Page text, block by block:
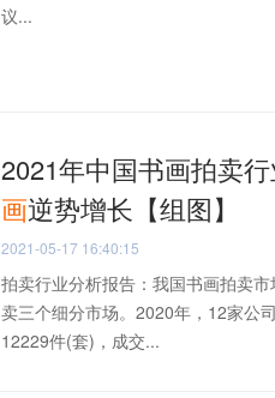
议...
2021年中国书画拍卖
画逆势增长【组图】
2021-05-17 16:40:15
拍卖行业分析报告：我国书画拍卖
卖三个细分市场。2020年，12家公
12229件(套)，成交...